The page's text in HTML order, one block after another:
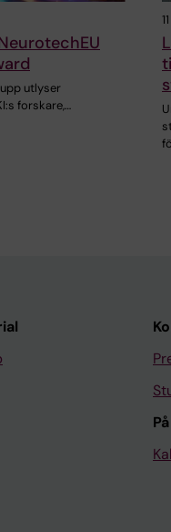
utlyser
forskare,…